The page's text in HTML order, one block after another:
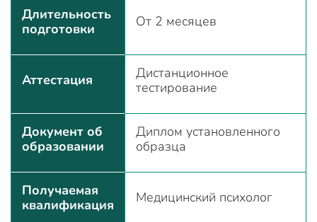
Длительность
подготовки
От 2 месяцев
Аттестация
Дистанционное
тестирование
Документ об
образовании
Диплом установленного
образца
Получаемая
квалификация
Медицинский психолог